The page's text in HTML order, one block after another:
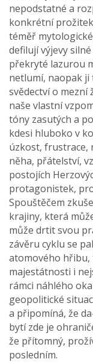
nepodstatné a
konkrétní
téměř
defilují výjevy
překryté lazurou
netlumí, naopak
svědectví o
naše vlastní
tóny zasutých a
kdesi hluboko v
úzkost, frustrace,
něha, přátelství,
postojích
protagonistek,
Spouštěčem
krajiny, která
může drtit svou
závěru cyklu se
atomového hřibu,
majestátnosti i
rámci náhlého
geopolitické
a připomíná, že
bytí zde je
že přítomný,
posledním.